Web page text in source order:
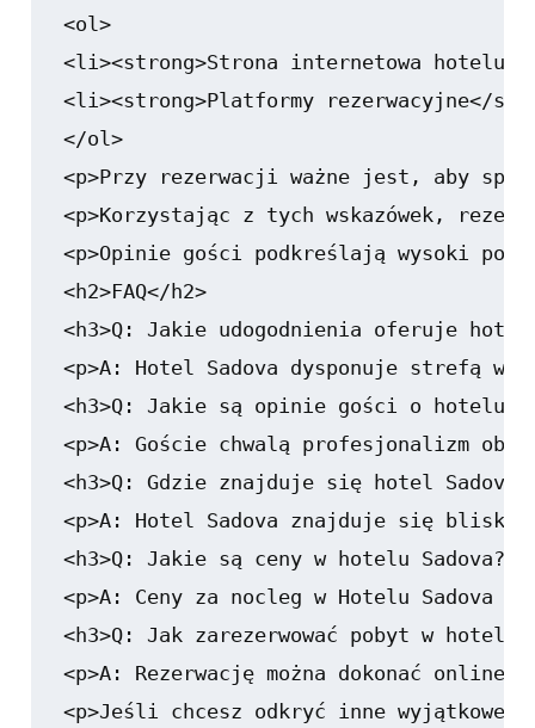
<ol>
<li><strong>Strona internetowa
<li><strong>Platformy rezerwacyjne</
</ol>
<p>Przy rezerwacji ważne jest, aby
<p>Korzystając z tych wskazówek,
<p>Opinie gości podkreślają wysoki
<h2>FAQ</h2>
<h3>Q: Jakie udogodnienia oferuje hotel
<p>A: Hotel Sadova dysponuje strefą
<h3>Q: Jakie są opinie gości o hotelu
<p>A: Goście chwalą profesjonalizm
<h3>Q: Gdzie znajduje się hotel
<p>A: Hotel Sadova znajduje się
<h3>Q: Jakie są ceny w hotelu Sadova?</
<p>A: Ceny za nocleg w Hotelu Sadova
<h3>Q: Jak zarezerwować pobyt w hotelu
<p>A: Rezerwację można dokonać
<p>Jeśli chcesz odkryć inne wyjątkowe